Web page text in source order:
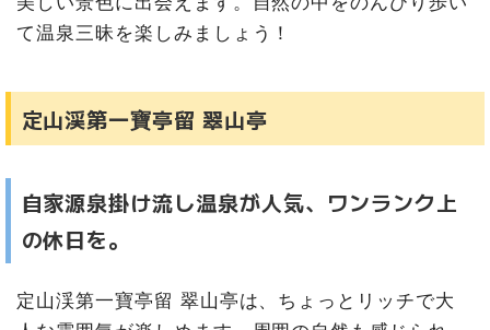
まとめ
て温泉三昧を楽しみましょう！
定山渓第一寶亭留 翠山亭
自家源泉掛け流し温泉が人気、ワンランク上
の休日を。
定山渓第一寶亭留 翠山亭は、ちょっとリッチで大